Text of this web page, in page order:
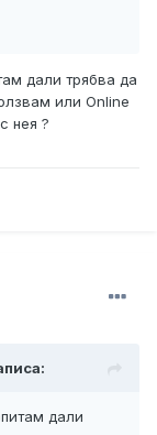
дали трябва да
или Online
нея ?
дали